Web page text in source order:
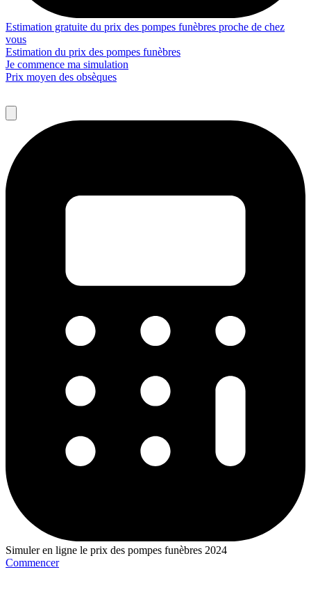
Estimation gratuite du prix des pompes funèbres proche de chez
vous
Estimation du prix des pompes funèbres
Je commence ma simulation
Prix moyen des obsèques
Simuler en ligne le prix des pompes funèbres 2024
Commencer